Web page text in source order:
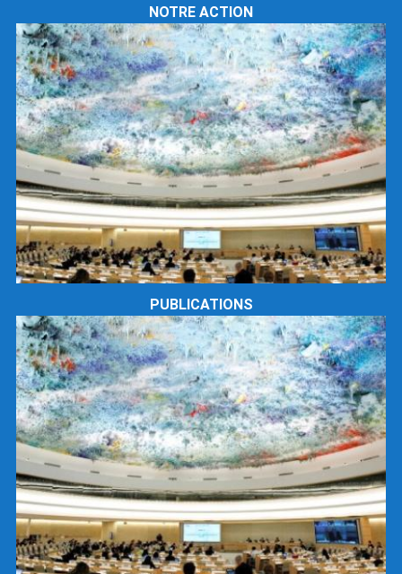
NOTRE ACTION
PUBLICATIONS